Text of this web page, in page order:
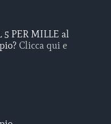
5 PER MILLE al
Clicca qui e